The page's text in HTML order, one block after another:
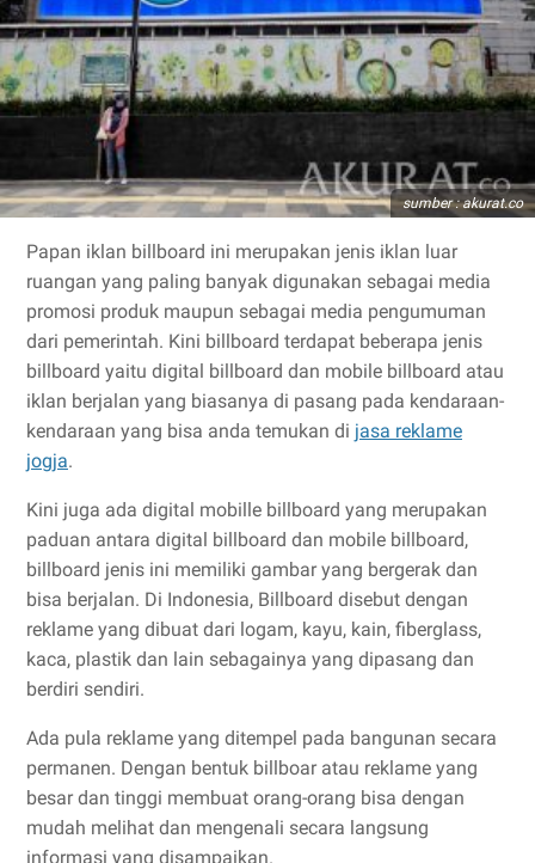
sumber : akurat.co
Papan iklan billboard ini merupakan jenis iklan luar
ruangan yang paling banyak digunakan sebagai media
promosi produk maupun sebagai media pengumuman
dari pemerintah. Kini billboard terdapat beberapa jenis
billboard yaitu digital billboard dan mobile billboard atau
iklan berjalan yang biasanya di pasang pada kendaraan-
kendaraan yang bisa anda temukan di jasa reklame
jogja.
Kini juga ada digital mobille billboard yang merupakan
paduan antara digital billboard dan mobile billboard,
billboard jenis ini memiliki gambar yang bergerak dan
bisa berjalan. Di Indonesia, Billboard disebut dengan
reklame yang dibuat dari logam, kayu, kain, fiberglass,
kaca, plastik dan lain sebagainya yang dipasang dan
berdiri sendiri.
Ada pula reklame yang ditempel pada bangunan secara
permanen. Dengan bentuk billboar atau reklame yang
besar dan tinggi membuat orang-orang bisa dengan
mudah melihat dan mengenali secara langsung
informasi yang disampaikan.